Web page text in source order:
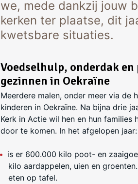
we, mede dankzij jouw
kerken ter plaatse, dit
kwetsbare situaties.
Voedselhulp, onderdak
gezinnen in Oekraïne
Meerdere malen, onder meer via de
kinderen in Oekraïne. Na bijna drie
Kerk in Actie wil hen en hun
door te komen. In het afgelopen jaar:
is er 600.000 kilo poot- en
kilo aardappelen, uien en
eten op tafel.